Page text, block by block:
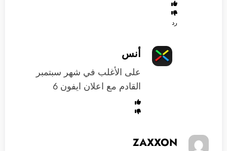
رد
أنس
على الأغلب في شهر سبتمبر
القادم مع اعلان ايفون 6
ZAXXON